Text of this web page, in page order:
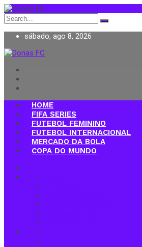
Search
for:
sábado, ago 8, 2026
Donas FC
HOME
FIFA SERIES
FUTEBOL FEMININO
FUTEBOL INTERNACIONAL
MERCADO DA BOLA
COPA DO MUNDO